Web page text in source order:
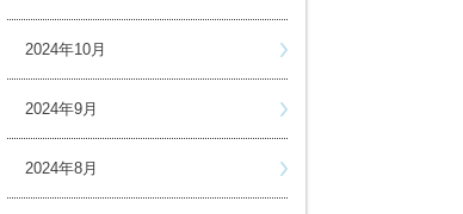
2024年10月
2024年9月
2024年8月